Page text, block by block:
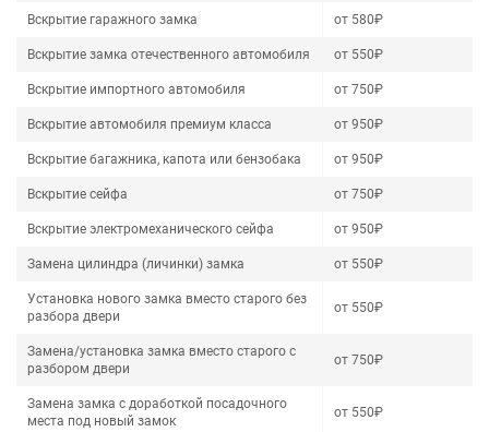
Вскрытие гаражного замка от 580₽
Вскрытие замка отечественного автомобиля от 550₽
Вскрытие импортного автомобиля от 750₽
Вскрытие автомобиля премиум класса от 950₽
Вскрытие багажника, капота или бензобака от 950₽
Вскрытие сейфа от 750₽
Вскрытие электромеханического сейфа от 950₽
Замена цилиндра (личинки) замка от 550₽
Установка нового замка вместо старого без
разбора двери
от 550₽
Замена/установка замка вместо старого с
разбором двери
от 750₽
Замена замка с доработкой посадочного
места под новый замок
от 550₽